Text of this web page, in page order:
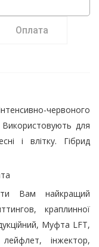
Оплата
червоного
Використовують для
і влітку. Гібрид
Вам найкращий
краплинної
Муфта LFT,
інжектор,